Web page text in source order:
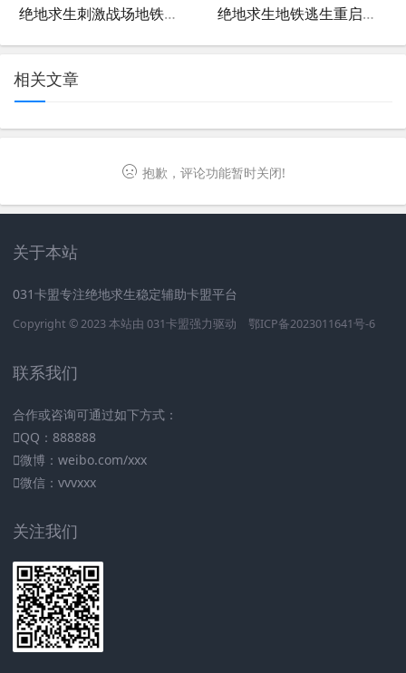
绝地求生刺激战场地铁逃生版玩法解析-绝地求生地铁逃生版最新版本游戏体验评测 绝地求生地铁逃生重启玩法解析-绝地求生地铁逃生重启版最新版本体验
相关文章
抱歉，评论功能暂时关闭!
关于本站
031卡盟专注绝地求生稳定辅助卡盟平台
Copyright © 2023 本站由 031卡盟强力驱动 鄂ICP备2023011641号-6
联系我们
合作或咨询可通过如下方式：
QQ：888888
微博：weibo.com/xxx
微信：vvvxxx
关注我们